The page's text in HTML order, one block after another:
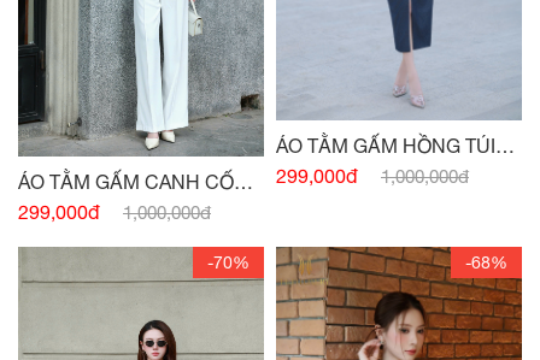
ÁO TẰM GẤM CANH CỐM
TÚI NGỰC
299,000đ 1,000,000đ
ÁO TẰM GẤM HỒNG TÚI
NGỰC
299,000đ 1,000,000đ
-70% -68%